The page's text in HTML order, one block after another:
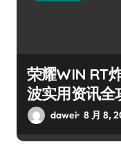
荣耀WIN RT
波实用资讯全
dawei 8 月 8,